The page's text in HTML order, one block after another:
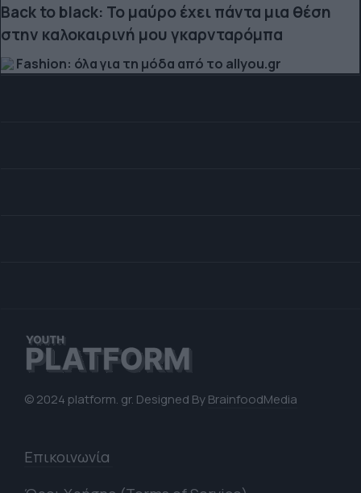
Back to black: Το μαύρο έχει πάντα μια θέση
στην καλοκαιρινή μου γκαρνταρόμπα
Fashion: όλα για τη μόδα από το allyou.gr
© 2024 platform. gr. Designed ByBrainfoodMedia
Επικοινωνία